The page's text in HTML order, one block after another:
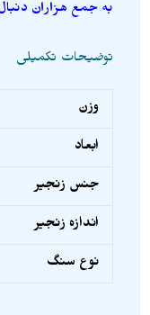
به جمع هزاران
توضیحات تکمیلی
وزن
ابعاد
جنس زنجیر
اندازه زنجیر
نوع سنگ